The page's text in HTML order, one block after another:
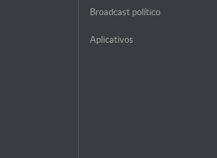
Broadcast político
Aplicativos